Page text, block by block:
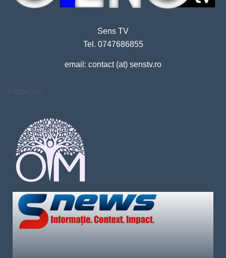
Sens TV
Tel. 0747686855
email: contact (at) senstv.ro